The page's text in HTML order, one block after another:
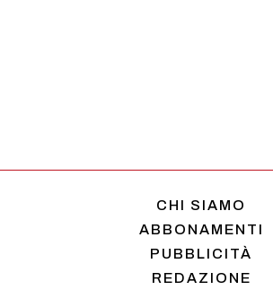
CHI SIAMO
ABBONAMENTI
PUBBLICITÀ
REDAZIONE